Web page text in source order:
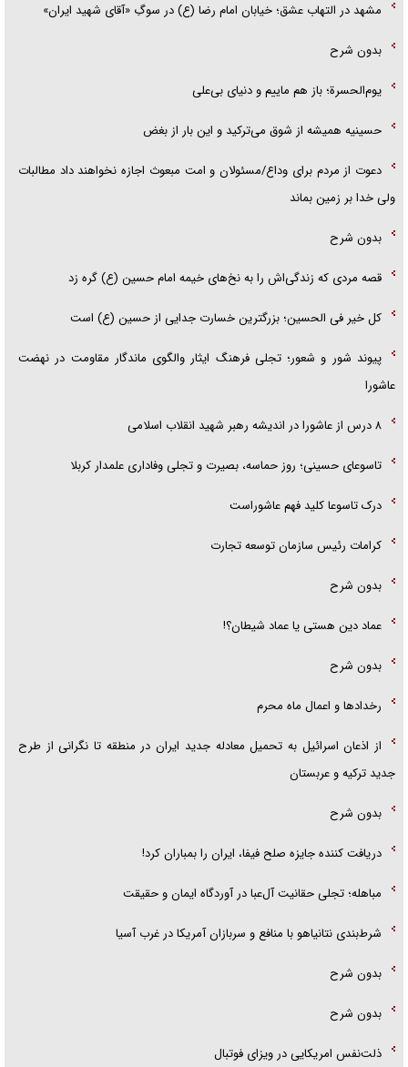
مشهد در التهاب عشق؛ خیابان امام رضا (ع) در سوگِ «آقای شهید ایران»
بدون شرح
یوم‌الحسرة؛ باز هم ماییم و دنیای بی‌علی
حسینیه همیشه از شوق می‌ترکید و این بار از بغض
دعوت از مردم برای وداع/مسئولان و امت مبعوث اجازه نخواهند داد مطالبات
ولی خدا بر زمین بماند
بدون شرح
قصه مردی که زندگی‌اش را به نخ‌های خیمه امام حسین (ع) گره زد
کل خیر فی الحسین؛ بزرگترین خسارت جدایی از حسین (ع) است
پیوند شور و شعور؛ تجلی فرهنگ ایثار والگوی ماندگار مقاومت در نهضت
عاشورا
۸ درس از عاشورا در اندیشه رهبر شهید انقلاب اسلامی
تاسوعای حسینی؛ روز حماسه، بصیرت و تجلی وفاداری علمدار کربلا
درک تاسوعا کلید فهم عاشوراست
کرامات رئیس سازمان توسعه تجارت
بدون شرح
عماد دین هستی یا عماد شیطان؟!
بدون شرح
رخداد‌ها و اعمال ماه محرم
از اذعان اسرائیل به تحمیل معادله جدید ایران در منطقه تا نگرانی از طرح
جدید ترکیه و عربستان
بدون شرح
دریافت کننده جایزه صلح فیفا، ایران را بمباران کرد!
مباهله؛ تجلی حقانیت آل‌عبا در آوردگاه ایمان و حقیقت
شرط‌بندی نتانیاهو با منافع و سربازان آمریکا در غرب آسیا
بدون شرح
بدون شرح
ذلت‌نفس امریکایی در ویزای فوتبال